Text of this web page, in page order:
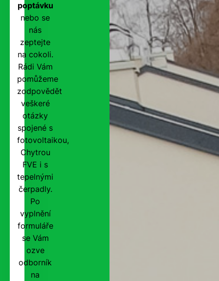
poptávku
nebo se
nás
zeptejte
na cokoli.
Rádi Vám
pomůžeme
zodpovědět
veškeré
otázky
spojené s
fotovoltaikou,
Chytrou
FVE i s
tepelnými
čerpadly.
Po
vyplnění
formuláře
se Vám
ozve
odborník
na